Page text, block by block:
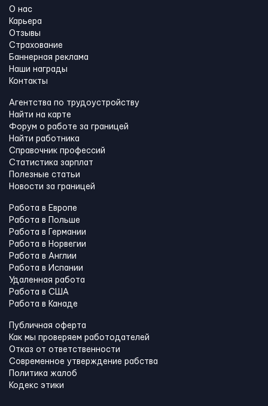
О нас
Карьера
Отзывы
Страхование
Баннерная реклама
Наши награды
Контакты
Агентства по трудоустройству
Найти на карте
Форум о работе за границей
Найти работника
Справочник профессий
Статистика зарплат
Полезные статьи
Новости за границей
Работа в Европе
Работа в Польше
Работа в Германии
Работа в Норвегии
Работа в Англии
Работа в Испании
Удаленная работа
Работа в США
Работа в Канадe
Публичная оферта
Как мы проверяем работодателей
Отказ от ответственности
Современное утверждение рабства
Политика жалоб
Кодекс этики